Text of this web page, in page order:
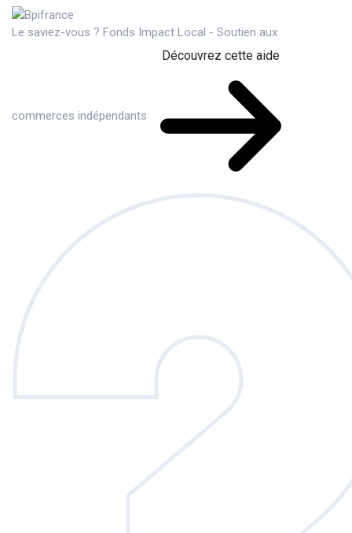
Le saviez-vous ? Fonds Impact Local - Soutien aux
commerces indépendants
Découvrez cette aide